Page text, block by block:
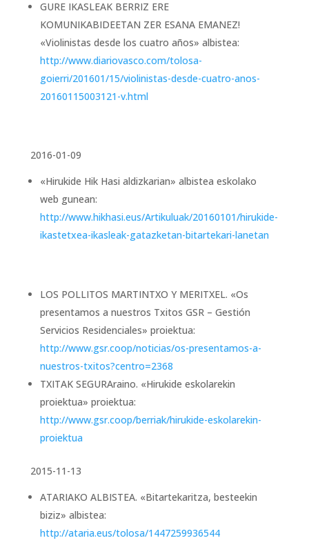
GURE IKASLEAK BERRIZ ERE
KOMUNIKABIDEETAN ZER ESANA EMANEZ!
«Violinistas desde los cuatro años» albistea:
http://www.diariovasco.com/tolosa-
goierri/201601/15/violinistas-desde-cuatro-anos-
20160115003121-v.html
2016-01-09
«Hirukide Hik Hasi aldizkarian» albistea eskolako
web gunean:
http://www.hikhasi.eus/Artikuluak/20160101/hirukide-
ikastetxea-ikasleak-gatazketan-bitartekari-lanetan
LOS POLLITOS MARTINTXO Y MERITXEL. «Os
presentamos a nuestros Txitos GSR – Gestión
Servicios Residenciales» proiektua:
http://www.gsr.coop/noticias/os-presentamos-a-
nuestros-txitos?centro=2368
TXITAK SEGURAraino. «Hirukide eskolarekin
proiektua» proiektua:
http://www.gsr.coop/berriak/hirukide-eskolarekin-
proiektua
2015-11-13
ATARIAKO ALBISTEA. «Bitartekaritza, besteekin
biziz» albistea:
http://ataria.eus/tolosa/1447259936544